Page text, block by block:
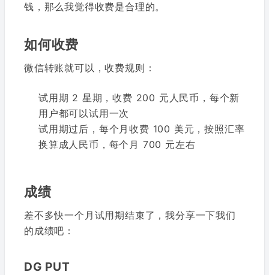
钱，那么我觉得收费是合理的。
如何收费
微信转账就可以，收费规则：
试用期 2 星期，收费 200 元人民币，每个新
用户都可以试用一次
试用期过后，每个月收费 100 美元，按照汇率
换算成人民币，每个月 700 元左右
成绩
差不多快一个月试用期结束了，我分享一下我们
的成绩吧：
DG PUT